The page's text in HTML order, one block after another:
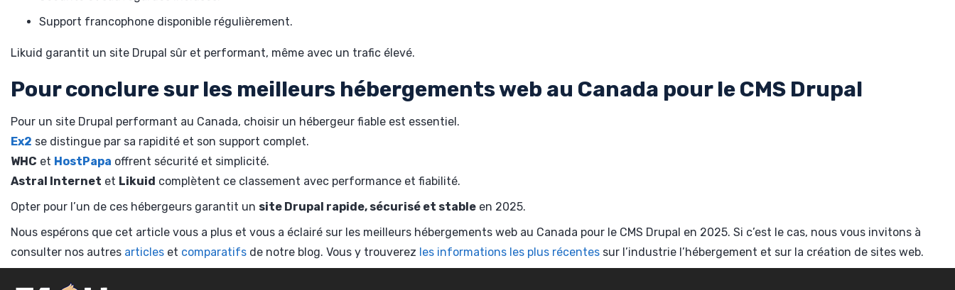
Support francophone disponible régulièrement.
Likuid garantit un site Drupal sûr et performant, même avec un trafic élevé.
Pour conclure sur les meilleurs hébergements web au Canada pour le CMS Drupal
Pour un site Drupal performant au Canada, choisir un hébergeur fiable est essentiel.
Ex2 se distingue par sa rapidité et son support complet.
WHC et HostPapa offrent sécurité et simplicité.
Astral Internet et Likuid complètent ce classement avec performance et fiabilité.
Opter pour l’un de ces hébergeurs garantit un site Drupal rapide, sécurisé et stable en 2025.
Nous espérons que cet article vous a plus et vous a éclairé sur les meilleurs hébergements web au Canada pour le CMS Drupal en 2025. Si c’est le cas, nous vous invitons à
consulter nos autres articles et comparatifs de notre blog. Vous y trouverez les informations les plus récentes sur l’industrie l’hébergement et sur la création de sites web.